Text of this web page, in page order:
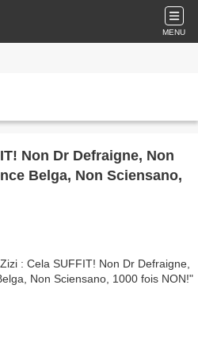
MENU
Non Dr Defraigne, Non
Belga, Non Sciensano,